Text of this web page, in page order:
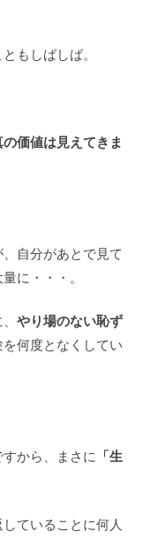
もしばしば。
価値は見えてきま
自分があとで見て
に・・・。
やり場のない恥ず
何度となくしてい
から、まさに 「生
ていることに何人